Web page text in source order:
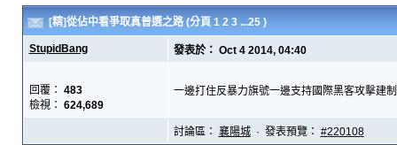
[精]從佔中看爭取真普選之路 (分頁 1 2 3 ...25 )
StupidBang 發表於： Oct 4 2014, 04:40
回覆： 483
檢視： 624,689
一邊打住反暴力旗號一邊支持國際黑客攻擊建
討論區： 襄陽城· 發表預覽： #220108